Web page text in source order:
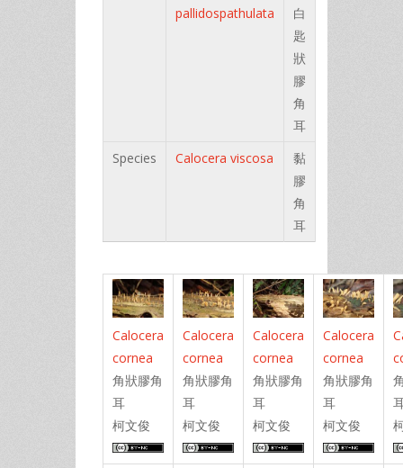
pallidospathulata
白
匙
狀
膠
角
耳
Species
Calocera viscosa
黏
膠
角
耳
Calocera
cornea
角狀膠角
耳
柯文俊
Calocera
cornea
角狀膠角
耳
柯文俊
Calocera
cornea
角狀膠角
耳
柯文俊
Calocera
cornea
角狀膠角
耳
柯文俊